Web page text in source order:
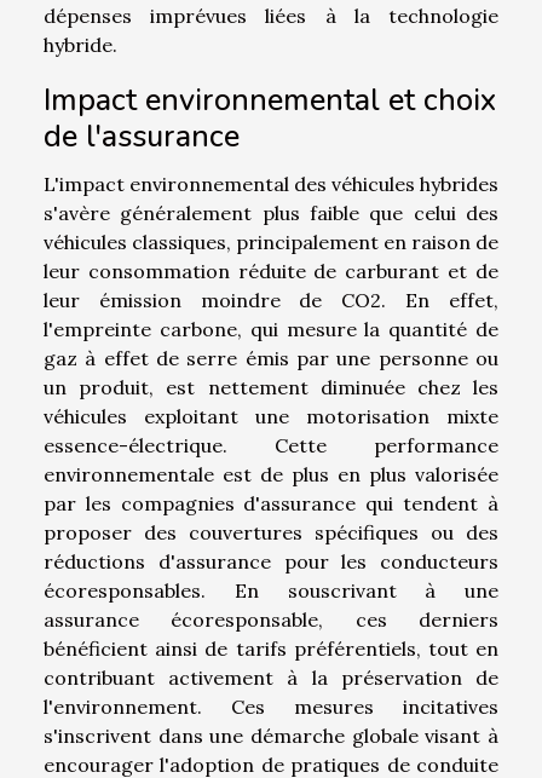
dépenses imprévues liées à la technologie
hybride.
Impact environnemental et choix
de l'assurance
L'impact environnemental des véhicules hybrides
s'avère généralement plus faible que celui des
véhicules classiques, principalement en raison de
leur consommation réduite de carburant et de
leur émission moindre de CO2. En effet,
l'empreinte carbone, qui mesure la quantité de
gaz à effet de serre émis par une personne ou
un produit, est nettement diminuée chez les
véhicules exploitant une motorisation mixte
essence-électrique. Cette performance
environnementale est de plus en plus valorisée
par les compagnies d'assurance qui tendent à
proposer des couvertures spécifiques ou des
réductions d'assurance pour les conducteurs
écoresponsables. En souscrivant à une
assurance écoresponsable, ces derniers
bénéficient ainsi de tarifs préférentiels, tout en
contribuant activement à la préservation de
l'environnement. Ces mesures incitatives
s'inscrivent dans une démarche globale visant à
encourager l'adoption de pratiques de conduite